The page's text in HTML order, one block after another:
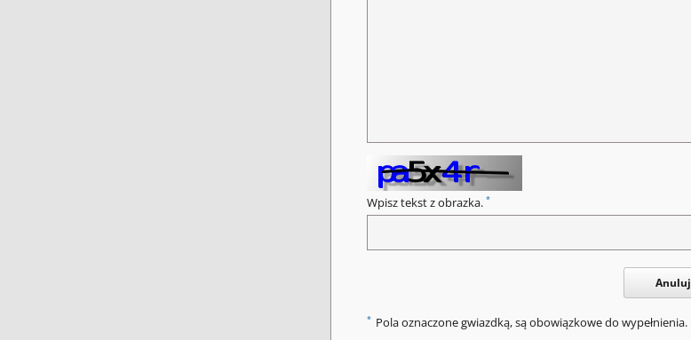
Wpisz tekst z obrazka. *
Anuluj
* Pola oznaczone gwiazdką, są obowiązkowe do wypełnienia.